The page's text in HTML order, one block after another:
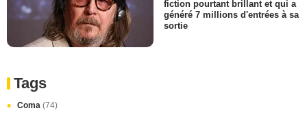
fiction pourtant brillant et qui a
généré 7 millions d'entrées à sa
sortie
Tags
Coma (74)